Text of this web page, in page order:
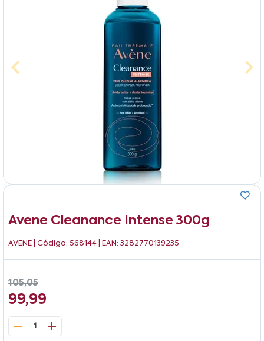
Avene Cleanance Intense 300g
AVENE | Código: 568144 | EAN: 3282770139235
105,05
99,99
1